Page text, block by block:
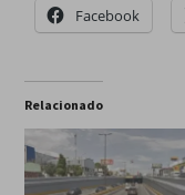
Facebook
Relacionado